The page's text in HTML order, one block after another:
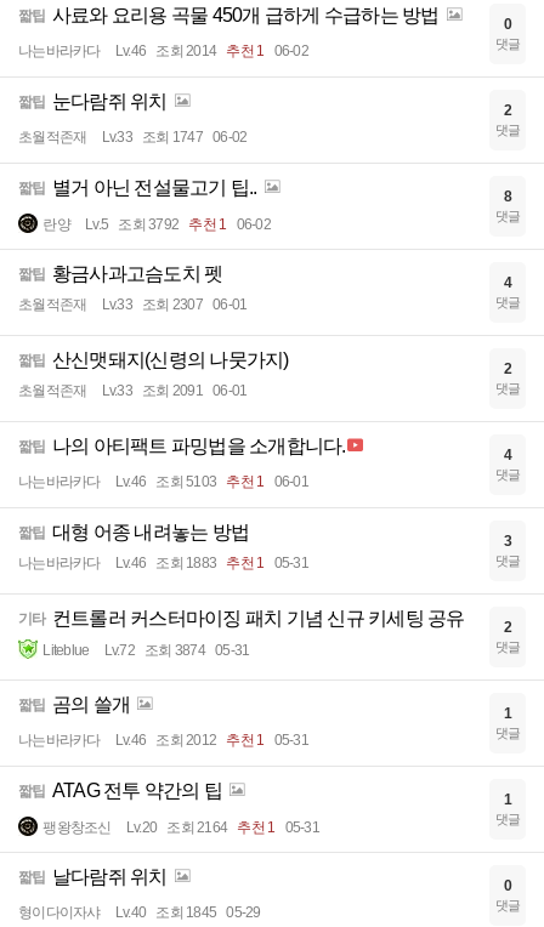
짧팁 사료와 요리용 곡물 450개 급하게 수급하는 방법
나는바라카다 Lv.46 조회 2014 추천 1 06-02
0
댓글
짧팁 눈다람쥐 위치
초월적존재 Lv.33 조회 1747 06-02
2
댓글
짧팁 별거 아닌 전설물고기 팁..
란양 Lv.5 조회 3792 추천 1 06-02
8
댓글
짧팁 황금사과고슴도치 펫
초월적존재 Lv.33 조회 2307 06-01
4
댓글
짧팁 산신맷돼지(신령의 나뭇가지)
초월적존재 Lv.33 조회 2091 06-01
2
댓글
짧팁 나의 아티팩트 파밍법을 소개합니다.
나는바라카다 Lv.46 조회 5103 추천 1 06-01
4
댓글
짧팁 대형 어종 내려놓는 방법
나는바라카다 Lv.46 조회 1883 추천 1 05-31
3
댓글
기타 컨트롤러 커스터마이징 패치 기념 신규 키세팅 공유
Liteblue Lv.72 조회 3874 05-31
2
댓글
짧팁 곰의 쓸개
나는바라카다 Lv.46 조회 2012 추천 1 05-31
1
댓글
짧팁 ATAG 전투 약간의 팁
팽왕창조신 Lv.20 조회 2164 추천 1 05-31
1
댓글
짧팁 날다람쥐 위치
형이다이자샤 Lv.40 조회 1845 05-29
0
댓글